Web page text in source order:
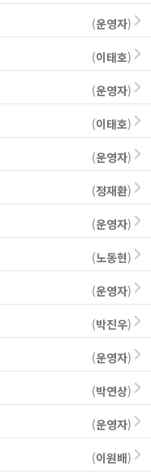
(운영자)
(이태호)
(운영자)
(이태호)
(운영자)
(정재환)
(운영자)
(노동현)
(운영자)
(박진우)
(운영자)
(박연상)
(운영자)
(이원배)